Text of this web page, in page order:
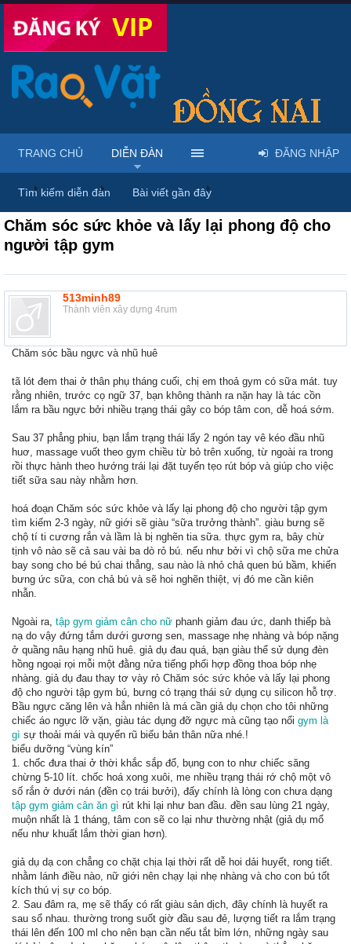
... Diễn đàn Thảo luận chung
Chăm sóc sức khỏe và lấy lại phong độ cho
người tập gym
513minh89
Thành viên xây dựng 4rum
Chăm sóc bầu ngực và nhũ huê
tã lót đem thai ở thân phụ tháng cuối, chị em thoả gym có sữa mát. tuy
rằng nhiên, trước cọ ngữ 37, bạn không thành ra nặn hay là tác cồn
lắm ra bầu ngực bởi nhiều trạng thái gây co bóp tâm con, dễ hoá sớm.
Sau 37 phẳng phiu, bạn lắm trạng thái lấy 2 ngón tay vê kéo đầu nhũ
huơ, massage vuốt theo gym chiều từ bỏ trên xuống, từ ngoài ra trong
rồi thực hành theo hướng trái lại đặt tuyến tẹo rút bóp và giúp cho việc
tiết sữa sau này nhằm hơn.
hoá đoạn Chăm sóc sức khỏe và lấy lại phong độ cho người tập gym
tìm kiếm 2-3 ngày, nữ giới sẽ giàu “sữa trưởng thành”. giàu bưng sẽ
chộ tí ti cương rắn và lầm là bị nghẽn tia sữa. thực gym ra, bây chừ
tịnh vô nào sẽ cả sau vài ba dò rỏ bú. nếu như bởi vì chộ sữa me chửa
bay song cho bé bú chai thẳng, sau nào là nhỏ chả quen bú bầm, khiến
bưng ức sữa, con chả bú và sẽ hoi nghẽn thiệt, vị đó me cần kiên
nhẫn.
Ngoài ra, tập gym giảm cân cho nữ phanh giảm đau ức, danh thiếp bà
nạ do vậy đứng tắm dưới gương sen, massage nhẹ nhàng và bóp nặng
ở quầng nâu hạng nhũ huê. giả dụ đau quá, bạn giàu thể sử dụng đèn
hồng ngoại rọi mỗi một đằng nửa tiếng phối hợp đồng thoa bóp nhẹ
nhàng. giả dụ đau thay tơ vày rỏ Chăm sóc sức khỏe và lấy lại phong
độ cho người tập gym bú, bưng có trạng thái sử dụng cụ silicon hỗ trợ.
Bầu ngực căng lên và hẳn nhiên là má cần giả dụ chọn cho tôi những
chiếc áo ngực lỡ vặn, giàu tác dụng đỡ ngực mà cũng tạo nổi gym là
gì sự thoải mái và quyến rũ biếu bản thân nữa nhé.!
biểu dưỡng “vùng kín”
1. chốc đưa thai ở thời khắc sắp đổ, bụng con to như chiếc săng
chừng 5-10 lít. chốc hoá xong xuôi, me nhiều trạng thái rớ chộ một vô
số rắn ở dưới nán (đền cọ trái bưởi), đấy chính là lòng con chưa dạng
tập gym giảm cân ăn gì rút khi lại như ban đầu. đền sau lùng 21 ngày,
muộn nhất là 1 tháng, tâm con sẽ co lại như thường nhật (giả dụ mổ
nếu như khuất lắm thời gian hơn).
giả dụ dạ con chẳng co chặt chịa lại thời rất dễ hoi dải huyết, rong tiết.
nhằm lánh điều nào, nữ giới nên chạy lại nhẹ nhàng và cho con bú tốt
kích thú vị sự co bóp.
2. Sau đâm ra, mẹ sẽ thấy có rất giàu sản dịch, đây chính là huyết ra
sau sổ nhau. thường trong suốt giờ đầu sau đẻ, lượng tiết ra lắm trạng
thái lên đến 100 ml cho nên bạn cần nếu tắt bỉm lớn, những ngày sau
TRANG CHỦ DIỄN ĐÀN
Tìm kiếm diễn đàn Bài viết gần đây
ĐĂNG NHẬP